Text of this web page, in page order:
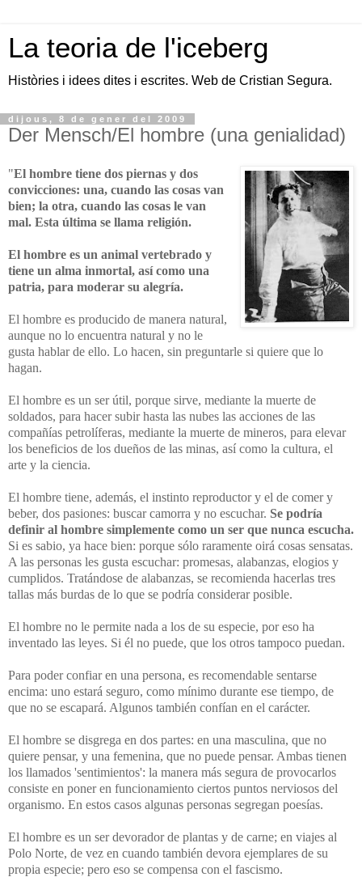
La teoria de l'iceberg
Històries i idees dites i escrites. Web de Cristian Segura.
dijous, 8 de gener del 2009
Der Mensch/El hombre (una genialidad)
"El hombre tiene dos piernas y dos
convicciones: una, cuando las cosas van
bien; la otra, cuando las cosas le van
mal. Esta última se llama religión.
El hombre es un animal vertebrado y
tiene un alma inmortal, así como una
patria, para moderar su alegría.
El hombre es producido de manera natural,
aunque no lo encuentra natural y no le
gusta hablar de ello. Lo hacen, sin preguntarle si quiere que lo
hagan.
El hombre es un ser útil, porque sirve, mediante la muerte de
soldados, para hacer subir hasta las nubes las acciones de las
compañías petrolíferas, mediante la muerte de mineros, para elevar
los beneficios de los dueños de las minas, así como la cultura, el
arte y la ciencia.
El hombre tiene, además, el instinto reproductor y el de comer y
beber, dos pasiones: buscar camorra y no escuchar. Se podría
definir al hombre simplemente como un ser que nunca escucha.
Si es sabio, ya hace bien: porque sólo raramente oirá cosas sensatas.
A las personas les gusta escuchar: promesas, alabanzas, elogios y
cumplidos. Tratándose de alabanzas, se recomienda hacerlas tres
tallas más burdas de lo que se podría considerar posible.
El hombre no le permite nada a los de su especie, por eso ha
inventado las leyes. Si él no puede, que los otros tampoco puedan.
Para poder confiar en una persona, es recomendable sentarse
encima: uno estará seguro, como mínimo durante ese tiempo, de
que no se escapará. Algunos también confían en el carácter.
El hombre se disgrega en dos partes: en una masculina, que no
quiere pensar, y una femenina, que no puede pensar. Ambas tienen
los llamados 'sentimientos': la manera más segura de provocarlos
consiste en poner en funcionamiento ciertos puntos nerviosos del
organismo. En estos casos algunas personas segregan poesías.
El hombre es un ser devorador de plantas y de carne; en viajes al
Polo Norte, de vez en cuando también devora ejemplares de su
propia especie; pero eso se compensa con el fascismo.